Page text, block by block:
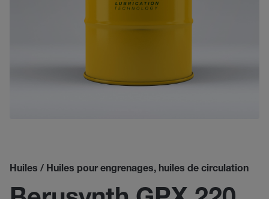
Huiles / Huiles pour engrenages, huiles de circulation